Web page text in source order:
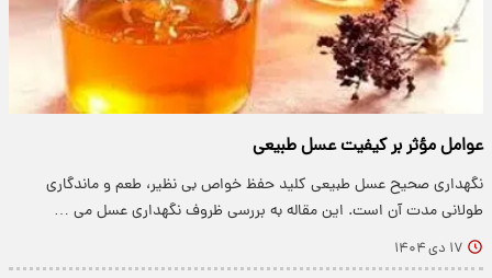
عوامل مؤثر بر کیفیت عسل طبیعی
نگهداری صحیح عسل طبیعی کلید حفظ خواص بی نظیر، طعم و ماندگاری
طولانی مدت آن است. این مقاله به بررسی ظروف نگهداری عسل می …
۱۷ دی ۱۴۰۴